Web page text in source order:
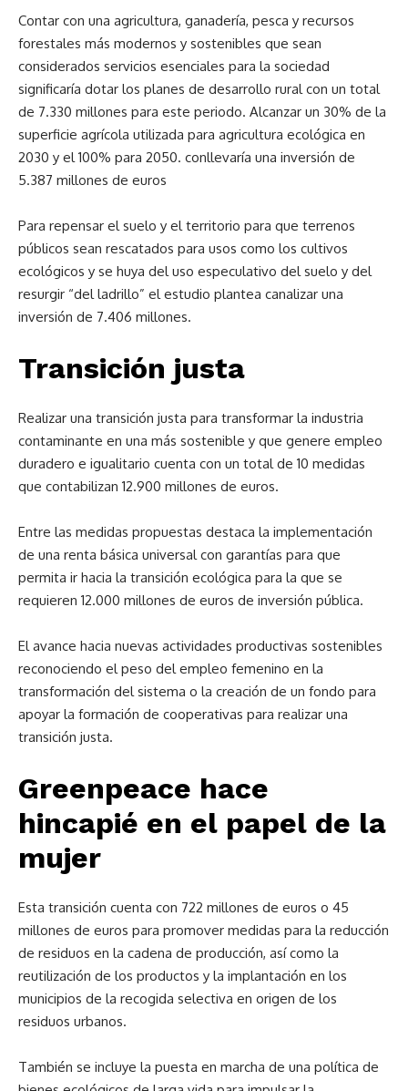
Contar con una agricultura, ganadería, pesca y recursos
forestales más modernos y sostenibles que sean
considerados servicios esenciales para la sociedad
significaría dotar los planes de desarrollo rural con un total
de 7.330 millones para este periodo. Alcanzar un 30% de la
superficie agrícola utilizada para agricultura ecológica en
2030 y el 100% para 2050. conllevaría una inversión de
5.387 millones de euros
Para repensar el suelo y el territorio para que terrenos
públicos sean rescatados para usos como los cultivos
ecológicos y se huya del uso especulativo del suelo y del
resurgir “del ladrillo” el estudio plantea canalizar una
inversión de 7.406 millones.
Transición justa
Realizar una transición justa para transformar la industria
contaminante en una más sostenible y que genere empleo
duradero e igualitario cuenta con un total de 10 medidas
que contabilizan 12.900 millones de euros.
Entre las medidas propuestas destaca la implementación
de una renta básica universal con garantías para que
permita ir hacia la transición ecológica para la que se
requieren 12.000 millones de euros de inversión pública.
El avance hacia nuevas actividades productivas sostenibles
reconociendo el peso del empleo femenino en la
transformación del sistema o la creación de un fondo para
apoyar la formación de cooperativas para realizar una
transición justa.
Greenpeace hace
hincapié en el papel de la
mujer
Esta transición cuenta con 722 millones de euros o 45
millones de euros para promover medidas para la reducción
de residuos en la cadena de producción, así como la
reutilización de los productos y la implantación en los
municipios de la recogida selectiva en origen de los
residuos urbanos.
También se incluye la puesta en marcha de una política de